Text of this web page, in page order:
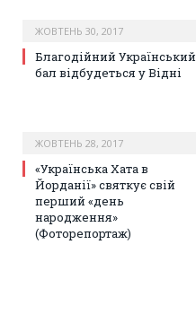
ЖОВТЕНЬ 30, 2017
Благодійний Український
бал відбудеться у Відні
ЖОВТЕНЬ 28, 2017
«Українська Хата в
Йорданії» святкує свій
перший «день
народження»
(Фоторепортаж)